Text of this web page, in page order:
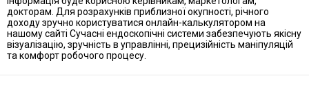
докторам. Для розрахунків приблизної окупності, річного
доходу зручно користуватися онлайн-калькулятором на
нашому сайті Сучасні ендоскопічні системи забезпечують якісну
візуалізацію, зручність в управлінні, прецизійність маніпуляцій
та комфорт робочого процесу.